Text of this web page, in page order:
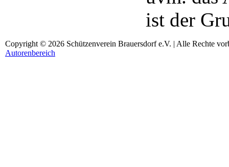
ist der
Copyright © 2026 Schützenverein Brauersdorf e.V. | Alle Rechte
Autorenbereich